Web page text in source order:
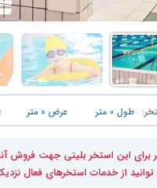
طول ۰ متر عرض۰ متر
برای این استخر بلیتی جهت فروش
توانید از خدمات استخرهای فعال